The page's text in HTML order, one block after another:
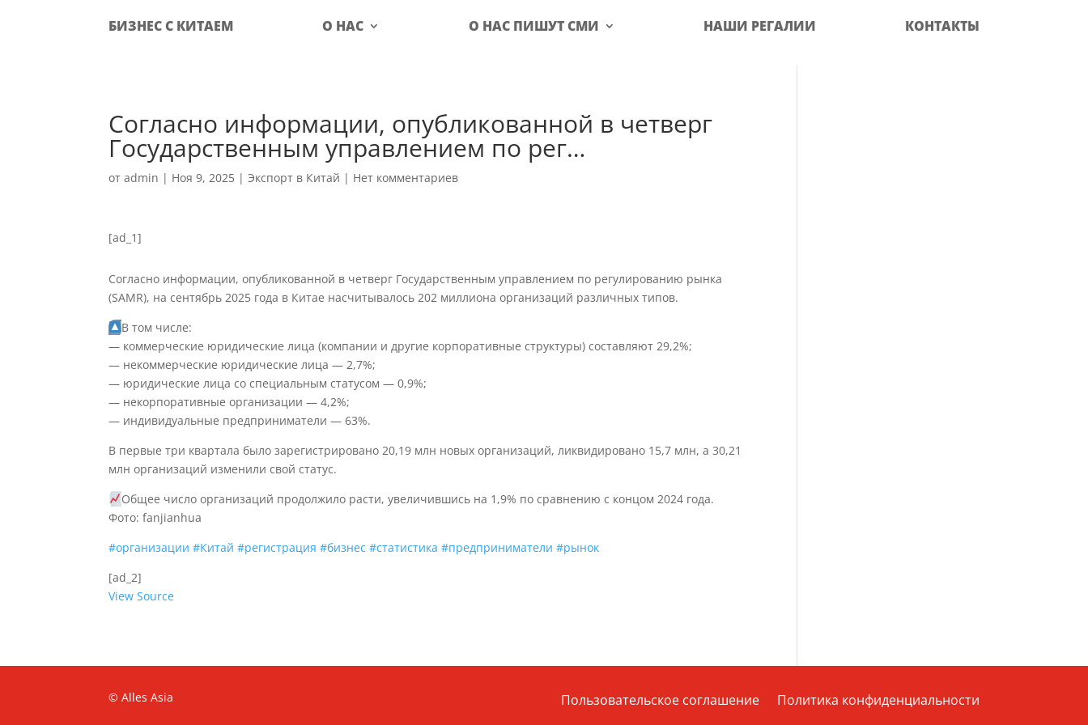
БИЗНЕС С КИТАЕМ О НАС О НАС ПИШУТ СМИ НАШИ РЕГАЛИИ КОНТАКТЫ
Согласно информации, опубликованной в четверг
Государственным управлением по рег…
отadmin | Ноя 9, 2025 |Экспорт в Китай | Нет комментариев
[ad_1]
Согласно информации, опубликованной в четверг Государственным управлением по регулированию рынка
(SAMR), на сентябрь 2025 года в Китае насчитывалось 202 миллиона организаций различных типов.
В том числе:
— коммерческие юридические лица (компании и другие корпоративные структуры) составляют 29,2%;
— некоммерческие юридические лица — 2,7%;
— юридические лица со специальным статусом — 0,9%;
— некорпоративные организации — 4,2%;
— индивидуальные предприниматели — 63%.
В первые три квартала было зарегистрировано 20,19 млн новых организаций, ликвидировано 15,7 млн, а 30,21
млн организаций изменили свой статус.
Общее число организаций продолжило расти, увеличившись на 1,9% по сравнению с концом 2024 года.
Фото: fanjianhua
#организации #Китай #регистрация #бизнес #статистика #предприниматели #рынок
[ad_2]
View Source
© Alles Asia Пользовательское соглашение Политика конфиденциальности